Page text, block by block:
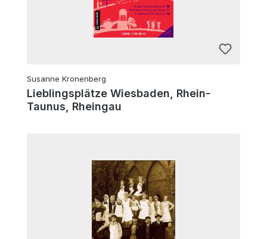
Susanne Kronenberg
Lieblingsplätze Wiesbaden, Rhein-
Taunus, Rheingau